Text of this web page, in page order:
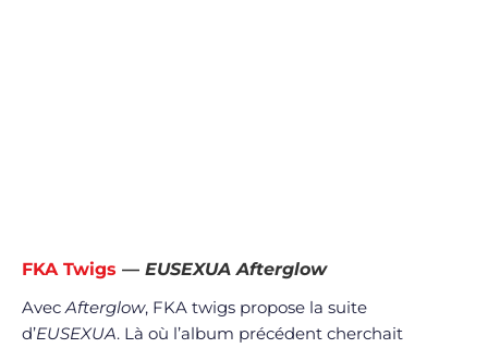
FKA Twigs — EUSEXUA Afterglow
AvecAfterglow, FKA twigs propose la suite
d’EUSEXUA. Là où l’album précédent cherchait